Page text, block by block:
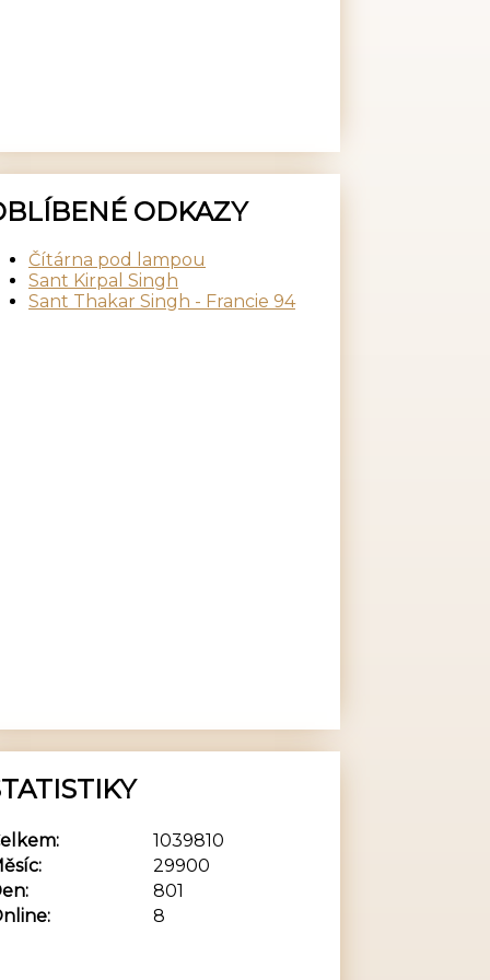
ODKAZY
Čítárna pod lampou
Sant Kirpal Singh
Sant Thakar Singh - Francie 94
8
1039810
29900
801